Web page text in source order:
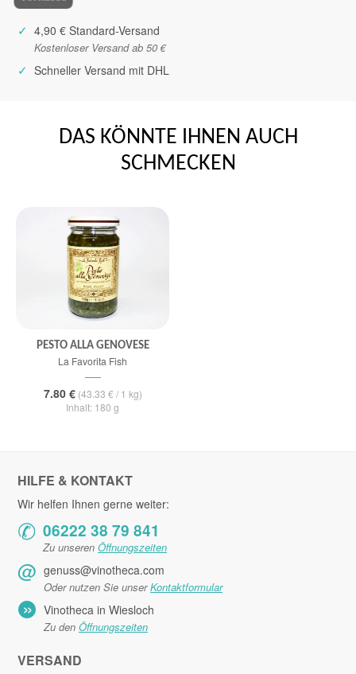
✓ 4,90 € Standard-Versand
Kostenloser Versand ab 50 €
✓ Schneller Versand mit DHL
DAS KÖNNTE IHNEN AUCH
SCHMECKEN
PESTO ALLA GENOVESE
La Favorita Fish
7.80 €(43.33 € / 1 kg)
Inhalt: 180 g
HILFE & KONTAKT
Wir helfen Ihnen gerne weiter:
✆ 06222 38 79 841
Zu unseren Öffnungszeiten
@ genuss@vinotheca.com
Oder nutzen Sie unserKontaktformular
» Vinotheca in Wiesloch
Zu den Öffnungszeiten
VERSAND